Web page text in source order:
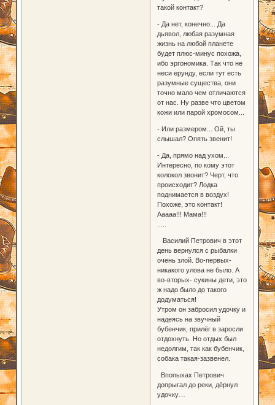
такой контакт?
- Да нет, конечно... Да
дьявол, любая разумная
жизнь на любой планете
будет плюс-минус похожа,
ибо эргономика. Так что не
неси ерунду, если тут есть
разумные существа, они
точно мало чем отличаются
от нас. Ну разве что цветом
кожи или парой хромосом...
- Или размером... Ой, ты
слышал? Опять звенит!
- Да, прямо над ухом...
Интересно, по кому этот
колокол звонит? Черт, что
происходит? Лодка
поднимается в воздух!
Похоже, это контакт!
Ааааа!!! Мама!!!
Василий Петрович в этот
день вернулся с рыбалки
очень злой. Во-первых-
никакого улова не было. А
во-вторых- сукины дети, это
ж надо было до такого
додуматься!
Утром он забросил удочку и
надеясь на звучный
бубенчик, прилёг в заросли
отдохнуть. Но отдых был
недолгим, так как бубенчик,
собака такая-зазвенел.
Впопыхах Петрович
допрыгал до реки, дёрнул
удочку…